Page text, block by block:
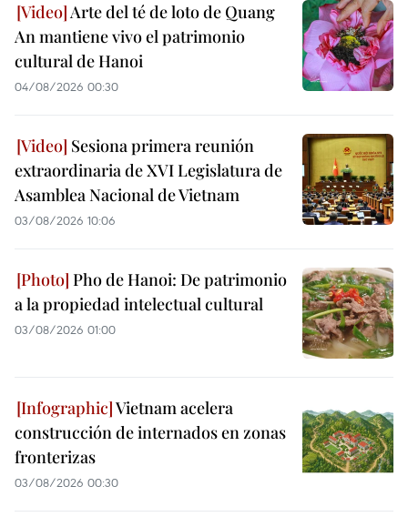
Arte del té de loto de Quang
An mantiene vivo el patrimonio
cultural de Hanoi
04/08/2026 00:30
Sesiona primera reunión
extraordinaria de XVI Legislatura de
Asamblea Nacional de Vietnam
03/08/2026 10:06
Pho de Hanoi: De patrimonio
a la propiedad intelectual cultural
03/08/2026 01:00
Vietnam acelera
construcción de internados en zonas
fronterizas
03/08/2026 00:30